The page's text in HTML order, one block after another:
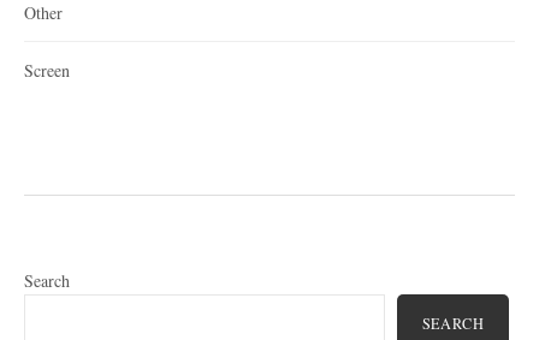
Other
Screen
Search
SEARCH